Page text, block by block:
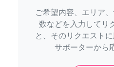
ご希望内容、エリア
数などを入力してリ
と、そのリクエスト
サポーターから